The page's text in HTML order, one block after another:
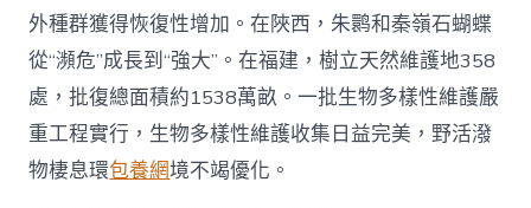
外種群獲得恢復性增加。在陜西，朱鹮和秦嶺石蝴蝶
從“瀕危”成長到“強大”。在福建，樹立天然維護地358
處，批復總面積約1538萬畝。一批生物多樣性維護嚴
重工程實行，生物多樣性維護收集日益完美，野活潑
物棲息環包養網境不竭優化。